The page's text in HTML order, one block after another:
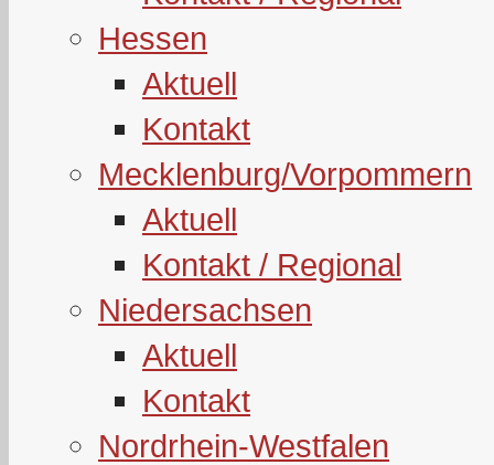
Hessen
Aktuell
Kontakt
Mecklenburg/Vorpommern
Aktuell
Kontakt / Regional
Niedersachsen
Aktuell
Kontakt
Nordrhein-Westfalen